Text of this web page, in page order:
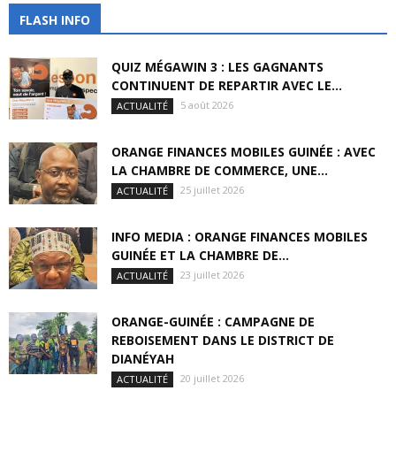
FLASH INFO
QUIZ MÉGAWIN 3 : LES GAGNANTS
CONTINUENT DE REPARTIR AVEC LE...
ACTUALITÉ 5 août 2026
ORANGE FINANCES MOBILES GUINÉE : AVEC
LA CHAMBRE DE COMMERCE, UNE...
ACTUALITÉ 25 juillet 2026
INFO MEDIA : ORANGE FINANCES MOBILES
GUINÉE ET LA CHAMBRE DE...
ACTUALITÉ 23 juillet 2026
ORANGE-GUINÉE : CAMPAGNE DE
REBOISEMENT DANS LE DISTRICT DE
DIANÉYAH
ACTUALITÉ 20 juillet 2026